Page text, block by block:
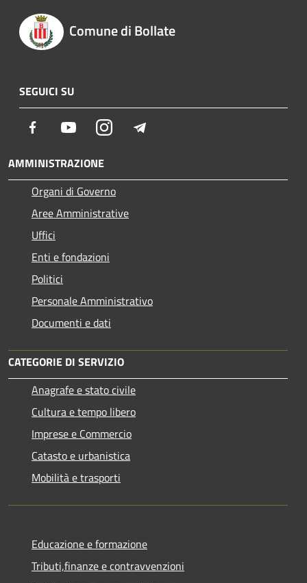
Comune di Bollate
SEGUICI SU
Facebook YoutubeInstagram
AMMINISTRAZIONE
Organi di Governo
Aree Amministrative
Uffici
Enti e fondazioni
Politici
Personale Amministrativo
Documenti e dati
CATEGORIE DI SERVIZIO
Anagrafe e stato civile
Cultura e tempo libero
Imprese e Commercio
Catasto e urbanistica
Mobilità e trasporti
Educazione e formazione
Tributi,finanze e contravvenzioni